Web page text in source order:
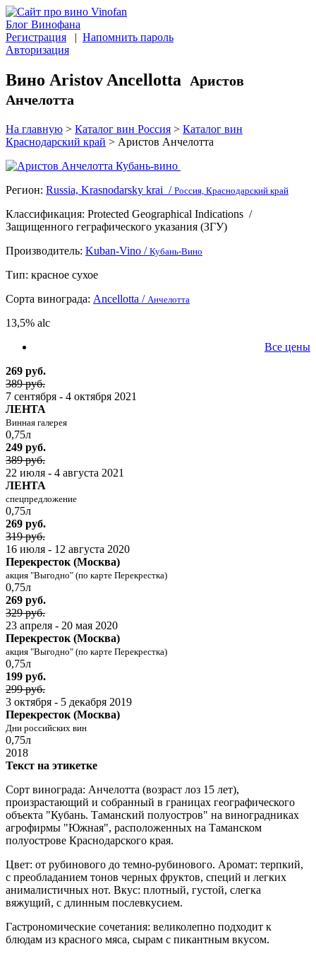
Блог Винофана
Регистрация | Напомнить пароль
Авторизация
Вино Aristov Ancellotta
Аристов
Анчелотта
На главную > Каталог вин Россия > Каталог вин
Краснодарский край > Аристов Анчелотта
Регион: Russia, Krasnodarsky krai / Россия, Краснодарский край
Классификация: Protected Geographical Indications /
Защищенного геграфического указания (ЗГУ)
Производитель: Kuban-Vino / Кубань-Вино
Тип: красное сухое
Сорта винограда: Ancellotta / Анчелотта
13,5% alc
Все цены
269 руб.
389 руб.
7 сентября - 4 октября 2021
ЛЕНТА
Винная галерея
0,75л
249 руб.
389 руб.
22 июля - 4 августа 2021
ЛЕНТА
спецпредложение
0,75л
269 руб.
319 руб.
16 июля - 12 августа 2020
Перекресток (Москва)
акция "Выгодно" (по карте Перекрестка)
0,75л
269 руб.
329 руб.
23 апреля - 20 мая 2020
Перекресток (Москва)
акция "Выгодно" (по карте Перекрестка)
0,75л
199 руб.
299 руб.
3 октября - 5 декабря 2019
Перекресток (Москва)
Дни российских вин
0,75л
2018
Текст на этикетке
Сорт винограда: Анчелотта (возраст лоз 15 лет),
произрастающий и собранный в границах географического
объекта "Кубань. Таманский полуостров" на виноградниках
агрофирмы "Южная", расположенных на Таманском
полуострове Краснодарского края.
Цвет: от рубинового до темно-рубинового. Аромат: терпкий,
с преобладанием тонов черных фруктов, специй и легких
анималистичных нот. Вкус: плотный, густой, слегка
вяжущий, с длинным послевкусием.
Гастрономические сочетания: великолепно подходит к
блюдам из красного мяса, сырам с пикантным вкусом.